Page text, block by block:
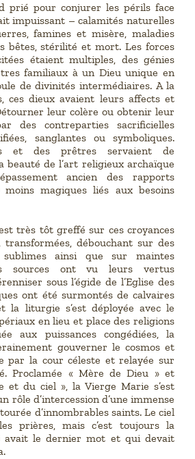
prié pour conjurer les périls face
impuissant – calamités naturelles
famines et misère, maladies
bêtes, stérilité et mort. Les forces
étaient multiples, des génies
familiaux à un Dieu unique en
de divinités intermédiaires. A la
ces dieux avaient leurs affects et
leur colère ou obtenir leur
des contreparties sacrificielles
sanglantes ou symboliques.
et des prêtres servaient de
beauté de l’art religieux archaïque
ancien des rapports
magiques liés aux besoins
très tôt greffé sur ces croyances
débouchant sur des
ainsi que sur maintes
sources ont vu leurs vertus
sous l’égide de l’Eglise des
ont été surmontés de calvaires
la liturgie s’est déployée avec le
en lieu et place des religions
aux puissances congédiées, la
gouverner le cosmos et
par la cour céleste et relayée sur
Proclamée « Mère de Dieu » et
et du ciel », la Vierge Marie s’est
rôle d’intercession d’une immense
d’innombrables saints. Le ciel
prières, mais c’est toujours la
avait le dernier mot et qui devait